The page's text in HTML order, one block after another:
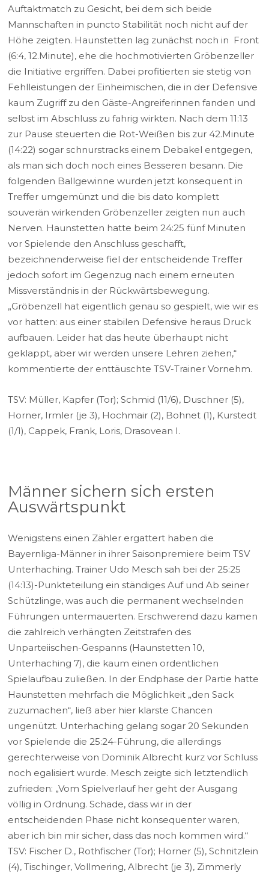
Auftaktmatch zu Gesicht, bei dem sich beide
Mannschaften in puncto Stabilität noch nicht auf der
Höhe zeigten. Haunstetten lag zunächst noch in Front
(6:4, 12.Minute), ehe die hochmotivierten Gröbenzeller
die Initiative ergriffen. Dabei profitierten sie stetig von
Fehlleistungen der Einheimischen, die in der Defensive
kaum Zugriff zu den Gäste-Angreiferinnen fanden und
selbst im Abschluss zu fahrig wirkten. Nach dem 11:13
zur Pause steuerten die Rot-Weißen bis zur 42.Minute
(14:22) sogar schnurstracks einem Debakel entgegen,
als man sich doch noch eines Besseren besann. Die
folgenden Ballgewinne wurden jetzt konsequent in
Treffer umgemünzt und die bis dato komplett
souverän wirkenden Gröbenzeller zeigten nun auch
Nerven. Haunstetten hatte beim 24:25 fünf Minuten
vor Spielende den Anschluss geschafft,
bezeichnenderweise fiel der entscheidende Treffer
jedoch sofort im Gegenzug nach einem erneuten
Missverständnis in der Rückwärtsbewegung.
„Gröbenzell hat eigentlich genau so gespielt, wie wir es
vor hatten: aus einer stabilen Defensive heraus Druck
aufbauen. Leider hat das heute überhaupt nicht
geklappt, aber wir werden unsere Lehren ziehen,“
kommentierte der enttäuschte TSV-Trainer Vornehm.
TSV: Müller, Kapfer (Tor); Schmid (11/6), Duschner (5),
Horner, Irmler (je 3), Hochmair (2), Bohnet (1), Kurstedt
(1/1), Cappek, Frank, Loris, Drasovean I.
Männer sichern sich ersten
Auswärtspunkt
Wenigstens einen Zähler ergattert haben die
Bayernliga-Männer in ihrer Saisonpremiere beim TSV
Unterhaching. Trainer Udo Mesch sah bei der 25:25
(14:13)-Punkteteilung ein ständiges Auf und Ab seiner
Schützlinge, was auch die permanent wechselnden
Führungen untermauerten. Erschwerend dazu kamen
die zahlreich verhängten Zeitstrafen des
Unparteiischen-Gespanns (Haunstetten 10,
Unterhaching 7), die kaum einen ordentlichen
Spielaufbau zuließen. In der Endphase der Partie hatte
Haunstetten mehrfach die Möglichkeit „den Sack
zuzumachen“, ließ aber hier klarste Chancen
ungenützt. Unterhaching gelang sogar 20 Sekunden
vor Spielende die 25:24-Führung, die allerdings
gerechterweise von Dominik Albrecht kurz vor Schluss
noch egalisiert wurde. Mesch zeigte sich letztendlich
zufrieden: „Vom Spielverlauf her geht der Ausgang
völlig in Ordnung. Schade, dass wir in der
entscheidenden Phase nicht konsequenter waren,
aber ich bin mir sicher, dass das noch kommen wird.“
TSV: Fischer D., Rothfischer (Tor); Horner (5), Schnitzlein
(4), Tischinger, Vollmering, Albrecht (je 3), Zimmerly